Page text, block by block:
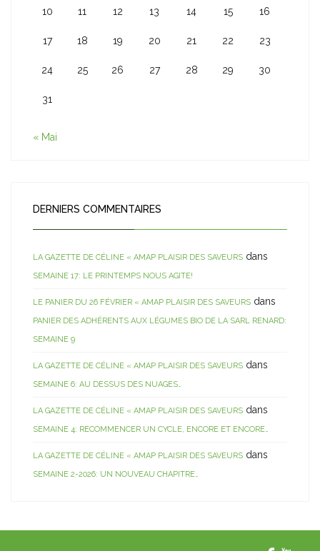
10 11 12 13 14 15 16
17 18 19 20 21 22 23
24 25 26 27 28 29 30
31
« Mai
DERNIERS COMMENTAIRES
LA GAZETTE DE CÉLINE « AMAP PLAISIR DES SAVEURS dans
SEMAINE 17: LE PRINTEMPS NOUS AGITE!
LE PANIER DU 26 FÉVRIER « AMAP PLAISIR DES SAVEURS dans
PANIER DES ADHÉRENTS AUX LÉGUMES BIO DE LA SARL RENARD:
SEMAINE 9
LA GAZETTE DE CÉLINE « AMAP PLAISIR DES SAVEURS dans
SEMAINE 6: AU DESSUS DES NUAGES…
LA GAZETTE DE CÉLINE « AMAP PLAISIR DES SAVEURS dans
SEMAINE 4: RECOMMENCER UN CYCLE, ENCORE ET ENCORE…
LA GAZETTE DE CÉLINE « AMAP PLAISIR DES SAVEURS dans
SEMAINE 2-2026: UN NOUVEAU CHAPITRE…